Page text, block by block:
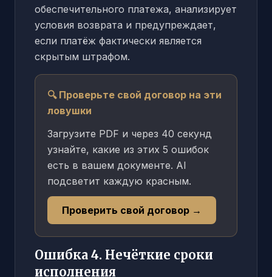
обеспечительного платежа, анализирует
условия возврата и предупреждает,
если платёж фактически является
скрытым штрафом.
🔍 Проверьте свой договор на эти
ловушки
Загрузите PDF и через 40 секунд
узнайте, какие из этих 5 ошибок
есть в вашем документе. AI
подсветит каждую красным.
Проверить свой договор →
Ошибка 4. Нечёткие сроки
исполнения